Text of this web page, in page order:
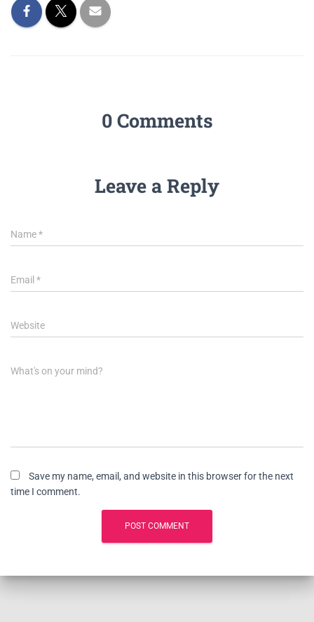
0 Comments
Leave a Reply
Name*
Email *
Website
What's on your mind?
Save my name, email, and website in this browser for the next
time I comment.